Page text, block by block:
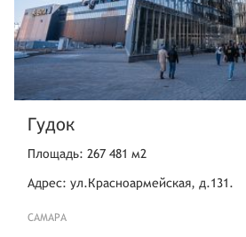
Гудок
Площадь: 267 481 м2
Адрес: ул.Красноармейская, д.131.
САМАРА